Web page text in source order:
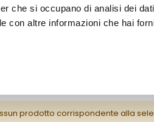
che si occupano di analisi dei
con altre informazioni che hai
prodotto corrispondente alla